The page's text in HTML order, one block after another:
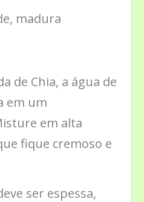
madura
de Chia, a água de
em um
em alta
fique cremoso e
ser espessa,